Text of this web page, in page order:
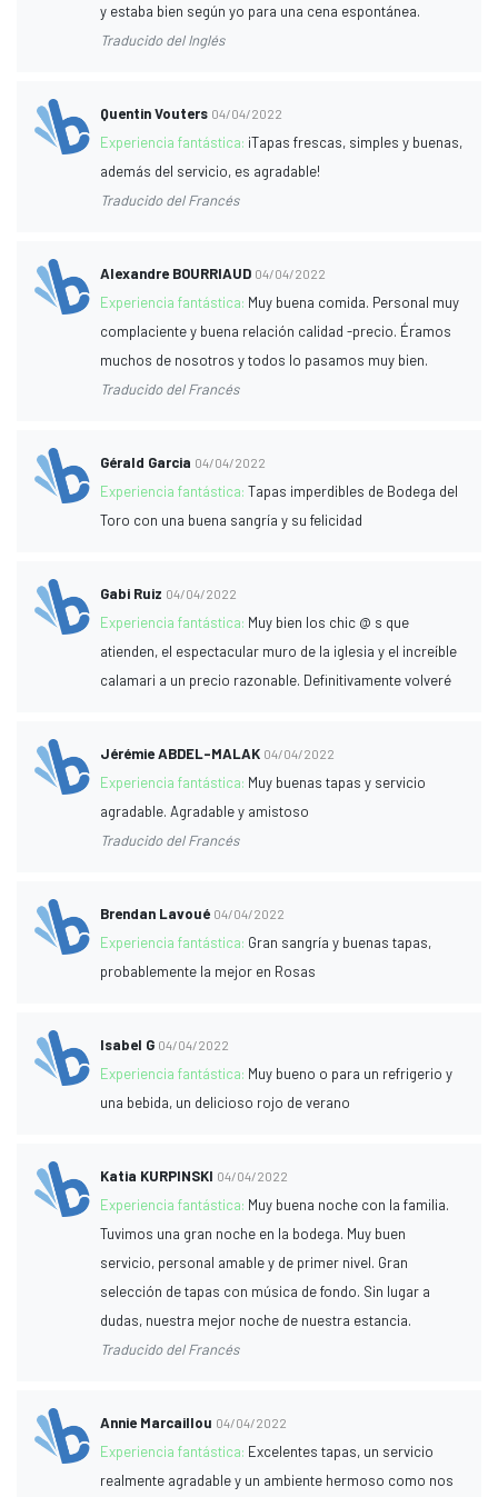
y estaba bien según yo para una cena espontánea.
Traducido del Inglés
Quentin Vouters 04/04/2022
Experiencia fantástica: ¡Tapas frescas, simples y buenas,
además del servicio, es agradable!
Traducido del Francés
Alexandre BOURRIAUD 04/04/2022
Experiencia fantástica: Muy buena comida. Personal muy
complaciente y buena relación calidad -precio. Éramos
muchos de nosotros y todos lo pasamos muy bien.
Traducido del Francés
Gérald Garcia 04/04/2022
Experiencia fantástica:Tapas imperdibles de Bodega del
Toro con una buena sangría y su felicidad
Gabi Ruiz 04/04/2022
Experiencia fantástica: Muy bien los chic @ s que
atienden, el espectacular muro de la iglesia y el increíble
calamari a un precio razonable. Definitivamente volveré
Jérémie ABDEL-MALAK 04/04/2022
Experiencia fantástica: Muy buenas tapas y servicio
agradable. Agradable y amistoso
Traducido del Francés
Brendan Lavoué 04/04/2022
Experiencia fantástica: Gran sangría y buenas tapas,
probablemente la mejor en Rosas
Isabel G 04/04/2022
Experiencia fantástica: Muy bueno o para un refrigerio y
una bebida, un delicioso rojo de verano
Katia KURPINSKI 04/04/2022
Experiencia fantástica: Muy buena noche con la familia.
Tuvimos una gran noche en la bodega. Muy buen
servicio, personal amable y de primer nivel. Gran
selección de tapas con música de fondo. Sin lugar a
dudas, nuestra mejor noche de nuestra estancia.
Traducido del Francés
Annie Marcaillou 04/04/2022
Experiencia fantástica: Excelentes tapas, un servicio
realmente agradable y un ambiente hermoso como nos